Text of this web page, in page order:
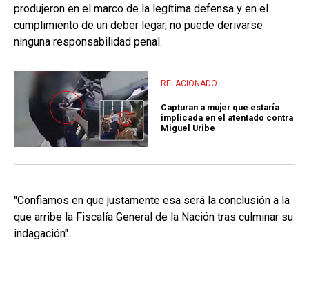
produjeron en el marco de la legítima defensa y en el
cumplimiento de un deber legar, no puede derivarse
ninguna responsabilidad penal.
RELACIONADO
Capturan a mujer que estaría
implicada en el atentado contra
Miguel Uribe
"Confiamos en que justamente esa será la conclusión a la
que arribe la Fiscalía General de la Nación tras culminar su
indagación".